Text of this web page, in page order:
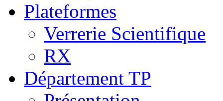
Plateformes
Verrerie Scientifique
RX
Département TP